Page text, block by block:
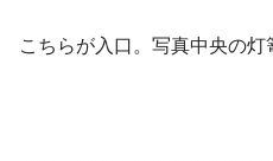
こちらが入口。写真中央の灯